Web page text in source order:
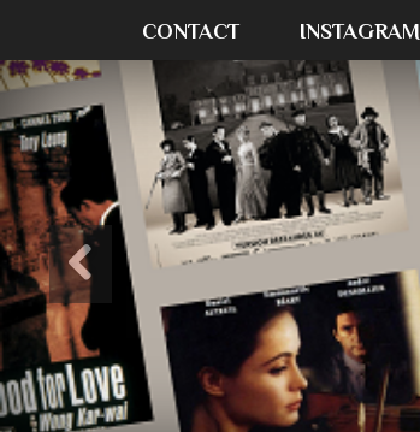
CONTACT INSTAGRAM